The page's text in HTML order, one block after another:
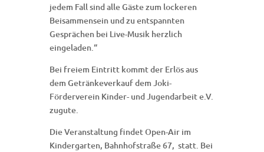
jedem Fall sind alle Gäste zum lockeren
Beisammensein und zu entspannten
Gesprächen bei Live-Musik herzlich
eingeladen.“
Bei freiem Eintritt kommt der Erlös aus
dem Getränkeverkauf dem Joki-
Förderverein Kinder- und Jugendarbeit e.V.
zugute.
Die Veranstaltung findet Open-Air im
Kindergarten, Bahnhofstraße 67, statt. Bei